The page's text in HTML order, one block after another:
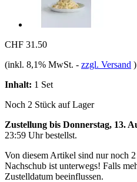
CHF 31.50
(inkl. 8,1% MwSt. - zzgl. Versand )
Inhalt: 1 Set
Noch 2 Stück auf Lager
Zustellung bis Donnerstag, 13.
23:59 Uhrbestellst.
Von diesem Artikel sind nur noch
Nachschub ist unterwegs! Falls
Zustelldatum beeinflussen.